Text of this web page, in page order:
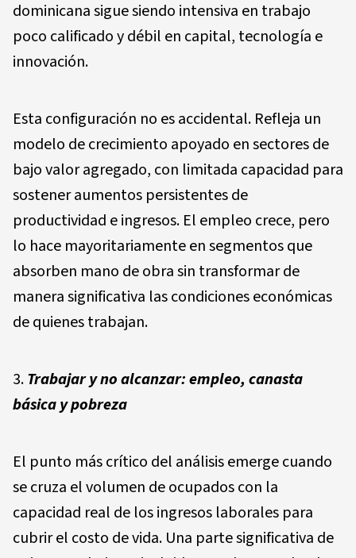
dominicana sigue siendo intensiva en trabajo
poco calificado y débil en capital, tecnología e
innovación.
Esta configuración no es accidental. Refleja un
modelo de crecimiento apoyado en sectores de
bajo valor agregado, con limitada capacidad para
sostener aumentos persistentes de
productividad e ingresos. El empleo crece, pero
lo hace mayoritariamente en segmentos que
absorben mano de obra sin transformar de
manera significativa las condiciones económicas
de quienes trabajan.
Trabajar y no alcanzar: empleo, canasta
básica y pobreza
El punto más crítico del análisis emerge cuando
se cruza el volumen de ocupados con la
capacidad real de los ingresos laborales para
cubrir el costo de vida. Una parte significativa de